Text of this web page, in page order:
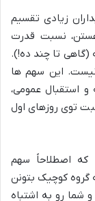
زیادی تقسیم
نسبت قدرت
(گاهی تا چند ده!).
این سهم ها
استقبال عمومی،
توی روزهای اول
که اصطلاحاً سهم
گروه کوچیک بتونن
شما رو به اشتباه